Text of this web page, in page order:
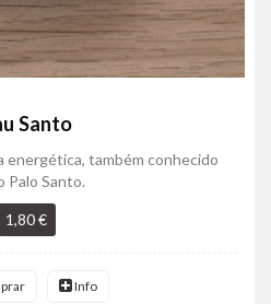
Santo
energética, também conhecido
Palo Santo.
1,80 €
Info